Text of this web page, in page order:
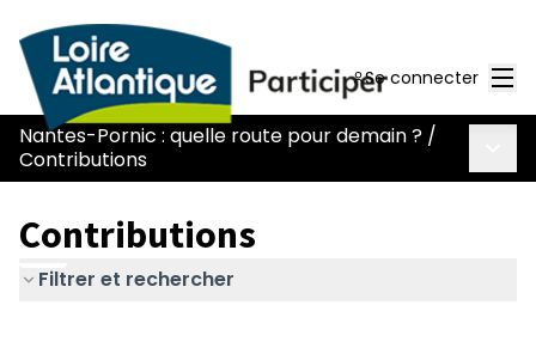
Se connecter
Nantes-Pornic : quelle route pour demain ? /
Contributions
Contributions
Filtrer et rechercher